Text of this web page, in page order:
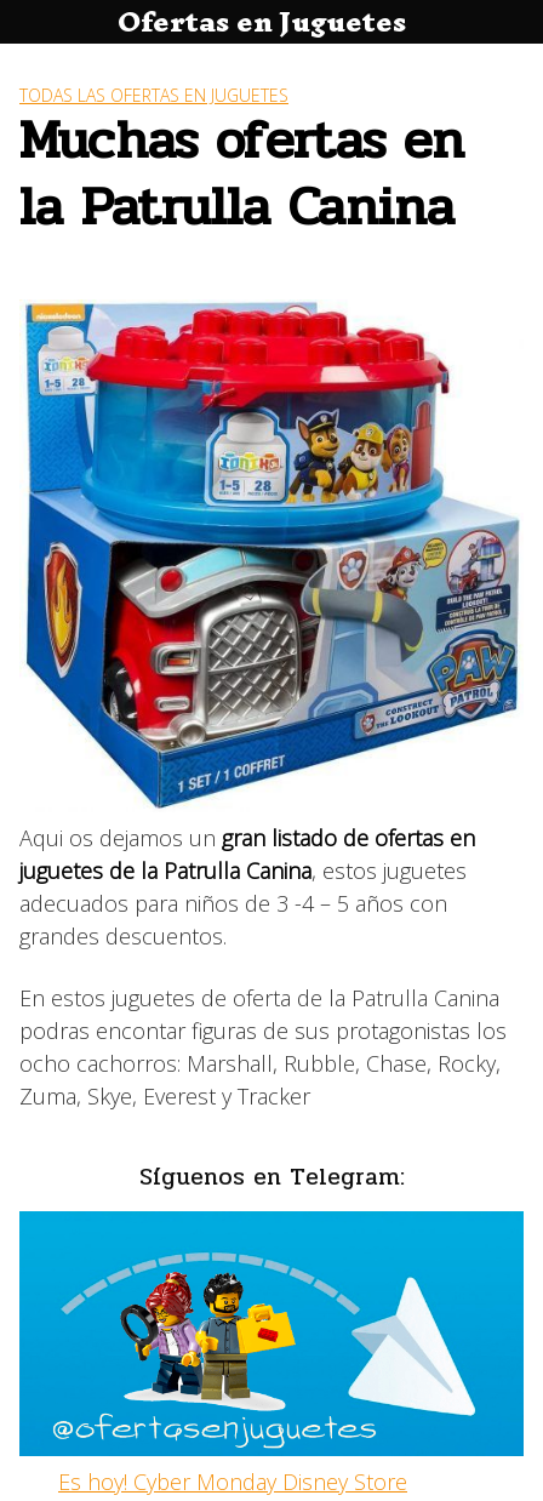
al
Ofertas en Juguetes
TODAS LAS OFERTAS EN JUGUETES
Muchas ofertas en
la Patrulla Canina
Aqui os dejamos un gran listado de ofertas en
juguetes de la Patrulla Canina, estos juguetes
adecuados para niños de 3 -4 – 5 años con
grandes descuentos.
En estos juguetes de oferta de la Patrulla Canina
podras encontar figuras de sus protagonistas los
ocho cachorros: Marshall, Rubble, Chase, Rocky,
Zuma, Skye, Everest y Tracker
Síguenos en Telegram:
Es hoy! Cyber Monday Disney Store